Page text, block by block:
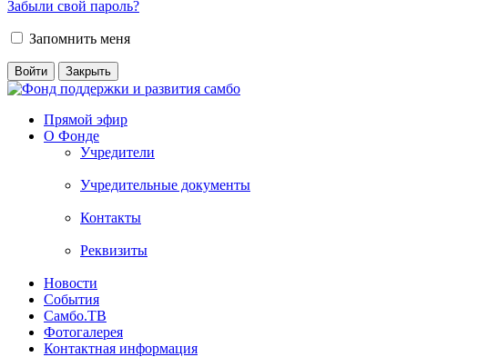
Забыли свой пароль?
Запомнить меня
Прямой эфир
О Фонде
Учредители
Учредительные документы
Контакты
Реквизиты
Новости
События
Самбо.ТВ
Фотогалерея
Контактная информация